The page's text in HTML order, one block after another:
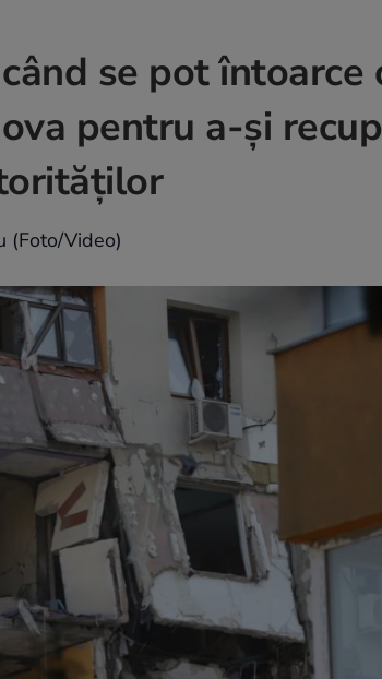
se pot întoarce
pentru a-și
(Foto/Video)